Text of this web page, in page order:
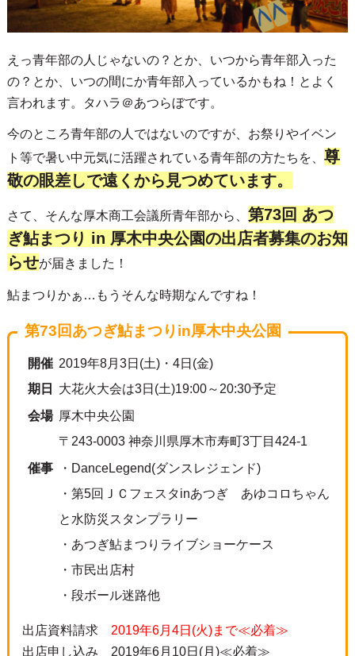
えっ青年部の人じゃないの？とか、いつから青年部入った
の？とか、いつの間にか青年部入っているかもね！とよく
言われます。タハラ＠あつらぼです。
今のところ青年部の人ではないのですが、お祭りやイベン
ト等で暑い中元気に活躍されている青年部の方たちを、 尊
敬の眼差しで遠くから見つめています。
さて、そんな厚木商工会議所青年部から、 第73回 あつ
ぎ鮎まつり in 厚木中央公園の出店者募集のお知
らせが届きました！
鮎まつりかぁ…もうそんな時期なんですね！
第73回あつぎ鮎まつりin厚木中央公園
開催
期日
2019年8月3日(土)・4日(金)
大花火大会は3日(土)19:00～20:30予定
会場 厚木中央公園
〒243-0003 神奈川県厚木市寿町3丁目424-1
催事
・DanceLegend(ダンスレジェンド)
・第5回ＪＣフェスタinあつぎ あゆコロちゃん
と水防災スタンプラリー
・あつぎ鮎まつりライブショーケース
・市民出店村
・段ボール迷路他
出店資料請求 2019年6月4日(火)まで≪必着≫
出店申し込み 2019年6月10日(月)≪必着≫